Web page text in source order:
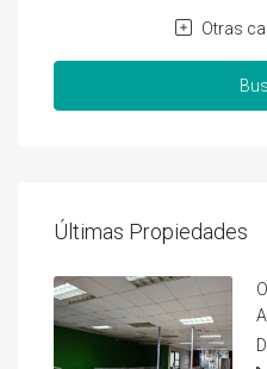
Otras
Últimas Propiedades